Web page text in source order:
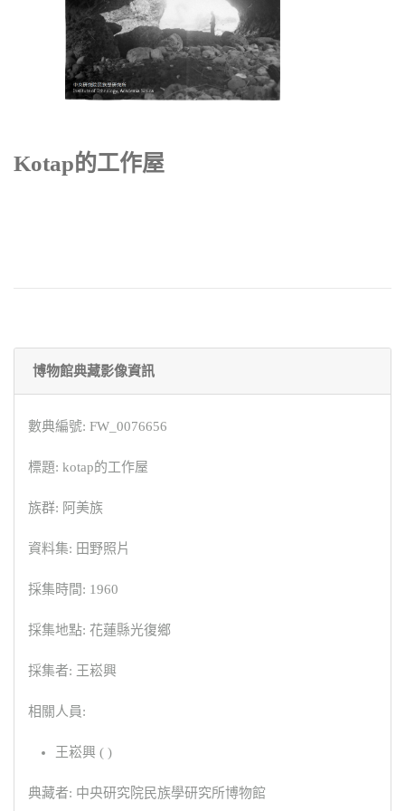
Kotap的工作屋
博物館典藏影像資訊
數典編號: FW_0076656
標題: kotap的工作屋
族群: 阿美族
資料集: 田野照片
採集時間: 1960
採集地點: 花蓮縣光復鄉
採集者: 王崧興
相關人員:
王崧興 ( )
典藏者: 中央研究院民族學研究所博物館